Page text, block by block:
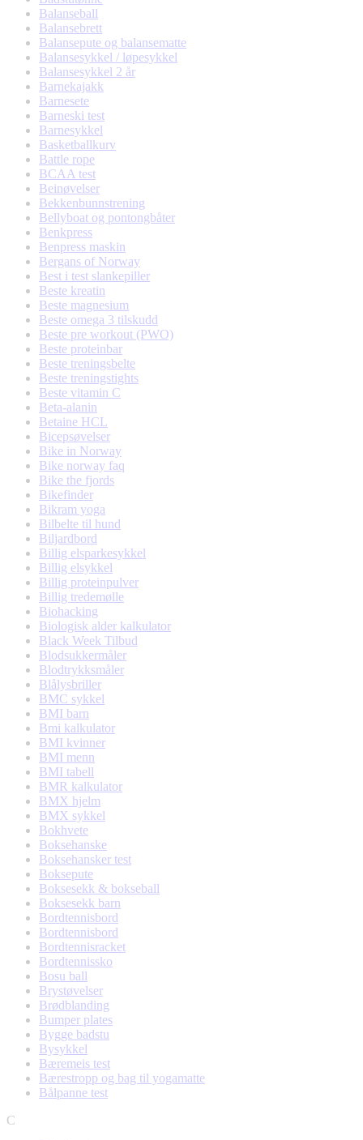
Balanseball
Balansebrett
Balansepute og balansematte
Balansesykkel / løpesykkel
Balansesykkel 2 år
Barnekajakk
Barnesete
Barneski test
Barnesykkel
Basketballkurv
Battle rope
BCAA test
Beinøvelser
Bekkenbunnstrening
Bellyboat og pontongbåter
Benkpress
Benpress maskin
Bergans of Norway
Best i test slankepiller
Beste kreatin
Beste magnesium
Beste omega 3 tilskudd
Beste pre workout (PWO)
Beste proteinbar
Beste treningsbelte
Beste treningstights
Beste vitamin C
Beta-alanin
Betaine HCL
Bicepsøvelser
Bike in Norway
Bike norway faq
Bike the fjords
Bikefinder
Bikram yoga
Bilbelte til hund
Biljardbord
Billig elsparkesykkel
Billig elsykkel
Billig proteinpulver
Billig tredemølle
Biohacking
Biologisk alder kalkulator
Black Week Tilbud
Blodsukkermåler
Blodtrykksmåler
Blålysbriller
BMC sykkel
BMI barn
Bmi kalkulator
BMI kvinner
BMI menn
BMI tabell
BMR kalkulator
BMX hjelm
BMX sykkel
Bokhvete
Boksehanske
Boksehansker test
Boksepute
Boksesekk & bokseball
Boksesekk barn
Bordtennisbord
Bordtennisbord
Bordtennisracket
Bordtennissko
Bosu ball
Brystøvelser
Brødblanding
Bumper plates
Bygge badstu
Bysykkel
Bæremeis test
Bærestropp og bag til yogamatte
Bålpanne test
C